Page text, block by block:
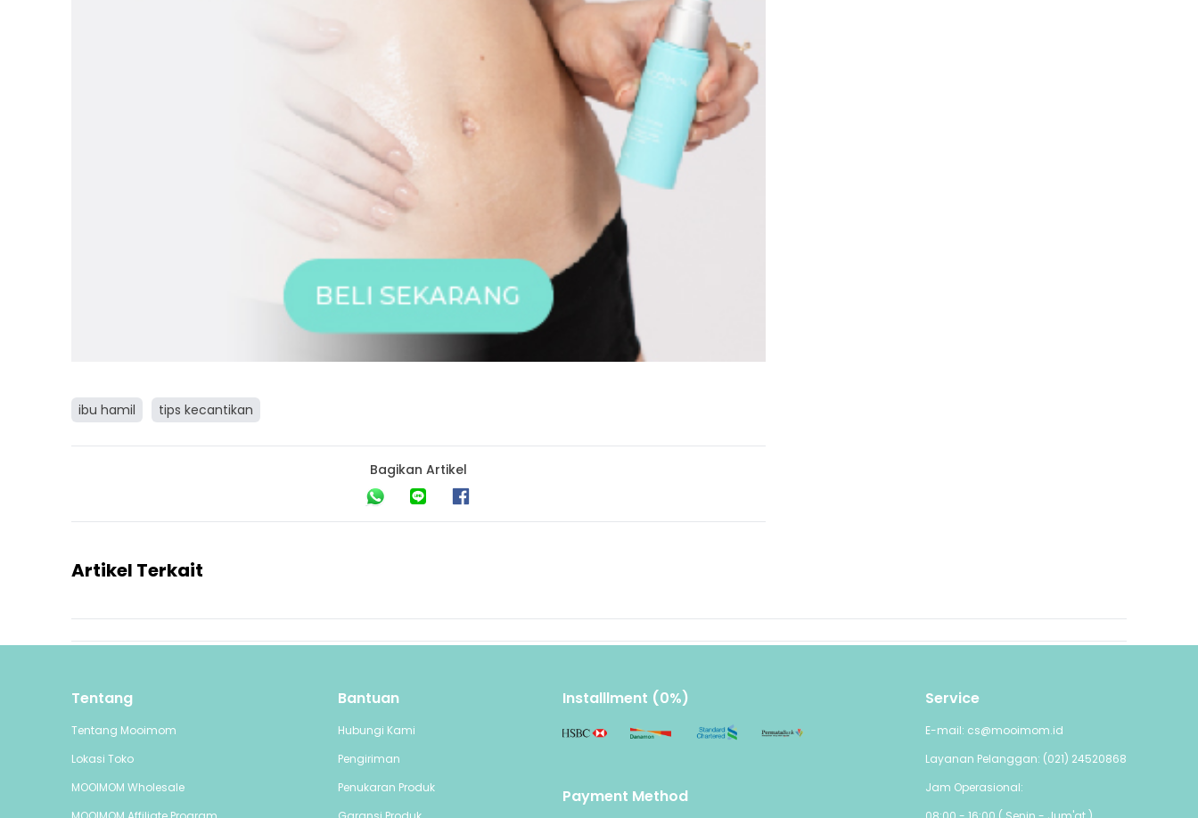
ibu hamil tips kecantikan
Bagikan Artikel
Artikel Terkait
Tentang
Tentang Mooimom
Lokasi Toko
MOOIMOM Wholesale
Bantuan
Hubungi Kami
Pengiriman
Penukaran Produk
Installlment (0%)
Payment Method
Service
E-mail: cs@mooimom.id
Layanan Pelanggan: (021) 24520868
Jam Operasional: